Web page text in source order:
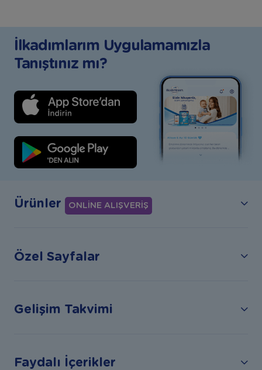
İlkadımlarım Uygulamamızla
Tanıştınız mı?
Ürünler ONLİNE ALIŞVERİŞ
Özel Sayfalar
Gelişim Takvimi
Faydalı İçerikler